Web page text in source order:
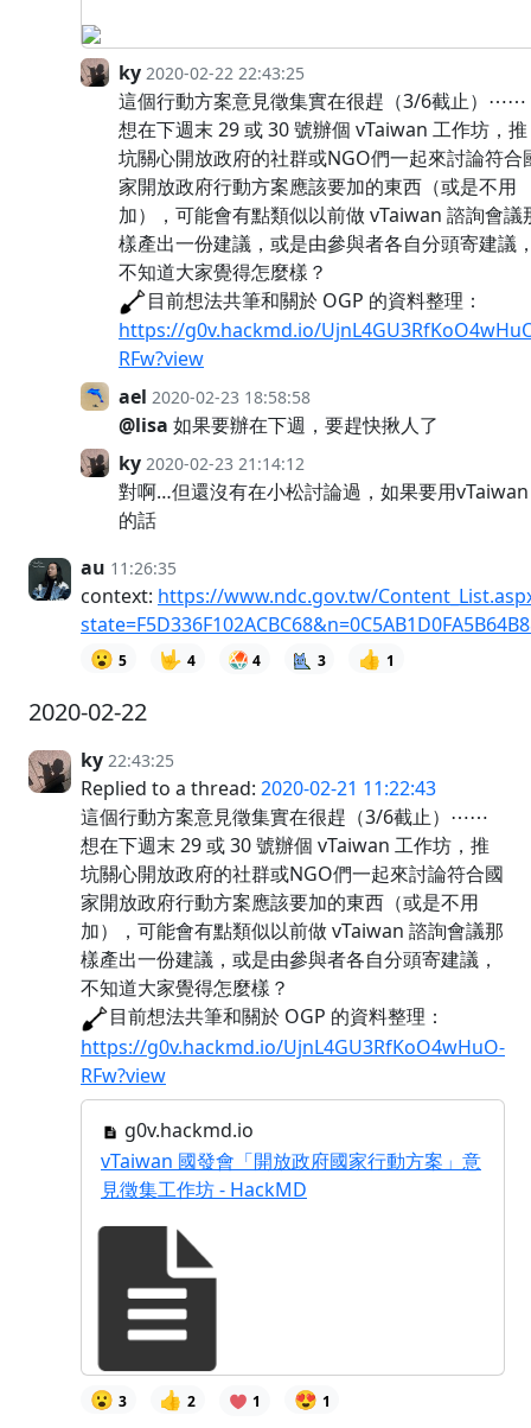
ky 2020-02-22 22:43:25
這個行動方案意見徵集實在很趕（3/6截止）⋯⋯
想在下週末 29 或 30 號辦個 vTaiwan 工作坊，推
坑關心開放政府的社群或NGO們一起來討論符合
家開放政府行動方案應該要加的東西（或是不用
加），可能會有點類似以前做 vTaiwan 諮詢會議
樣產出一份建議，或是由參與者各自分頭寄建議
不知道大家覺得怎麼樣？
目前想法共筆和關於 OGP 的資料整理：
https://g0v.hackmd.io/
RFw?view
ael 2020-02-23 18:58:58
@lisa 如果要辦在下週，要趕快揪人了
ky 2020-02-23 21:14:12
對啊…但還沒有在小松討論過，如果要用vTaiwan
的話
au 11:26:35
context: https://www.ndc.gov.tw/
😮 5 🤟 4 4 3 👍 1
2020-02-22
ky 22:43:25
Replied to a thread: 2020-02-21 11:22:43
這個行動方案意見徵集實在很趕（3/6截止）⋯⋯
想在下週末 29 或 30 號辦個 vTaiwan 工作坊，推
坑關心開放政府的社群或NGO們一起來討論符合國
家開放政府行動方案應該要加的東西（或是不用
加），可能會有點類似以前做 vTaiwan 諮詢會議那
樣產出一份建議，或是由參與者各自分頭寄建議，
不知道大家覺得怎麼樣？
目前想法共筆和關於 OGP 的資料整理：
https://g0v.hackmd.io/UjnL4GU3RfKoO4wHuO-
RFw?view
g0v.hackmd.io
vTaiwan 國發會「開放政府國家行動方案」意
見徵集工作坊 - HackMD
😮 3 👍 2 1 😍 1